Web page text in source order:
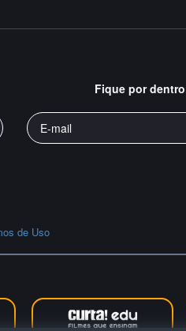
Fique por
de Uso